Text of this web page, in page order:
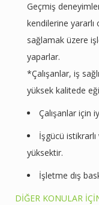
Geçmiş
kendilerine yararlı
sağlamak üzere
yaparlar.
*Çalışanlar, iş
yüksek kalitede
Çalışanlar için
İşgücü
yüksektir.
İşletme dış
DİĞER KONULAR